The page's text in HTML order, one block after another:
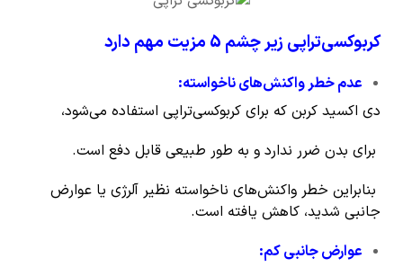
کربوکسی‌تراپی زیر چشم 5 مزیت مهم دارد
عدم خطر واکنش‌های ناخواسته:
دی اکسید کربن که برای کربوکسی‌تراپی استفاده می‌شود،
برای بدن ضرر ندارد و به طور طبیعی قابل دفع است.
بنابراین خطر واکنش‌های ناخواسته نظیر آلرژی یا عوارض
جانبی شدید، کاهش یافته است.
عوارض جانبی کم: